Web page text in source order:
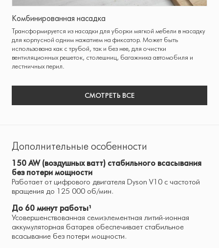
Комбинированная насадка
Трансформируется из насадки для уборки мягкой мебели в насадку
для корпусной одним нажатием на фиксатор. Может быть
использована как с трубой, так и без нее, для очистки
вентиляционных решеток, столешниц, багажника автомобиля и
лестничных перил.
СМОТРЕТЬ ВСЕ
Дополнительные особенности
150 AW (воздушных ватт) стабильного всасывания
без потери мощности
Работает от цифрового двигателя Dyson V10 с частотой
вращения до 125 000 об/мин.
До 60 минут работы¹
Усовершенствованная семиэлементная литий-ионная
аккумуляторная батарея обеспечивает стабильное
всасывание без потери мощности.